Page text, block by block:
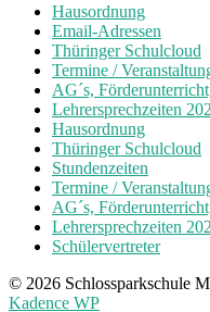
Hausordnung
Email-Adressen
Thüringer Schulcloud
Termine /
AG´s,
Lehrersprechzeiten
Hausordnung
Thüringer Schulcloud
Stundenzeiten
Termine /
AG´s,
Lehrersprechzeiten
Schülervertreter
© 2026 Schlossparkschule
Kadence WP